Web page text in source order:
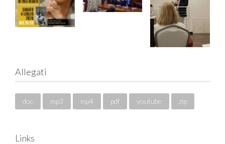
Allegati
doc mp3 mp4 pdf youtube zip
Links